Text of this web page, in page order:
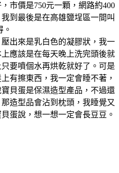
市價是750元一顆，網路約400
到最後是在高雄鹽埕區一間叫
出來是乳白色的凝膠狀，我一
應該是在每天晚上洗完頭後就
要噴個水再烘乾就好了。可是
有擦東西，我一定會睡不著，
貝蛋是保濕造型產品，不過還
造型品會沾到枕頭，我睡覺又
蛋說，想一想一定會長豆豆。